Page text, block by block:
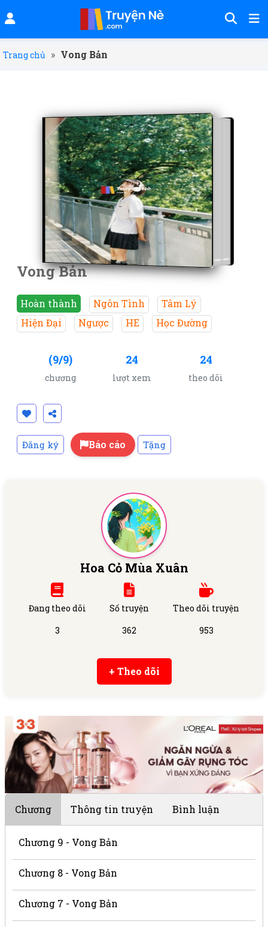
Trang chủ » Vong Bản
Vong Bản
Hoàn thành Ngôn Tình
Tâm Lý
Hiện Đại
Ngược HE Học Đường
(9/9)
chương
24
lượt xem
24
theo dõi
Đăng ký Báo cáo Tặng
Hoa Cỏ Mùa Xuân
Đang theo dõi
3
Số truyện
362
Theo dõi truyện
953
+ Theo dõi
Chương Thông tin truyện Bình luận
Chương 9 - Vong Bản
Chương 8 - Vong Bản
Chương 7 - Vong Bản